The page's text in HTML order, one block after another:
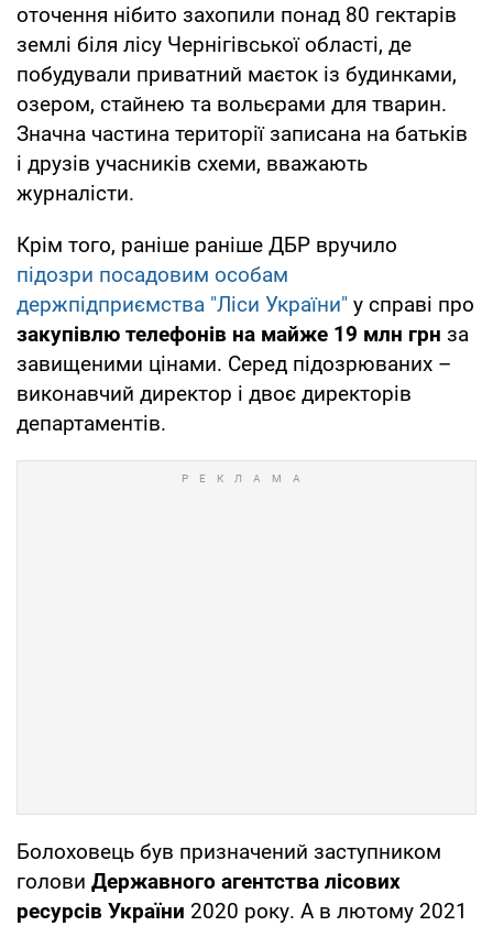
оточення нібито захопили понад 80 гектарів
землі біля лісу Чернігівської області, де
побудували приватний маєток із будинками,
озером, стайнею та вольєрами для тварин.
Значна частина території записана на батьків
і друзів учасників схеми, вважають
журналісти.
Крім того, раніше раніше ДБР вручило
підозри посадовим особам
держпідприємства "Ліси України" у справі про
закупівлю телефонів на майже 19 млн грн за
завищеними цінами. Серед підозрюваних –
виконавчий директор і двоє директорів
департаментів.
Болоховець був призначений заступником
голови Державного агентства лісових
ресурсів України 2020 року. А в лютому 2021